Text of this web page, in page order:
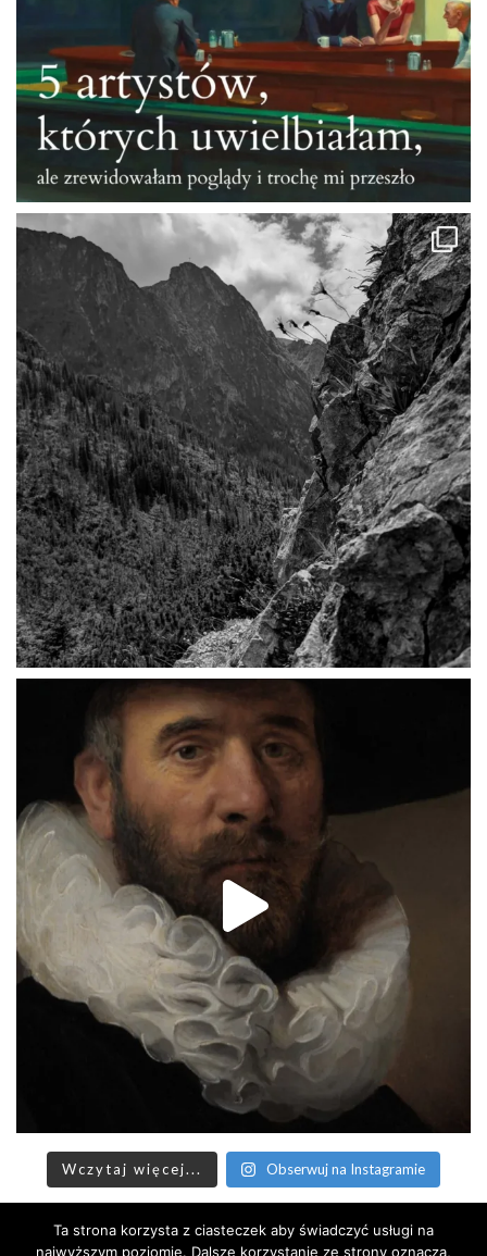
Wczytaj więcej... Obserwuj na Instagramie
Minerva
Ta strona korzysta z ciasteczek aby świadczyć usługi na
najwyższym poziomie. Dalsze korzystanie ze strony oznacza,